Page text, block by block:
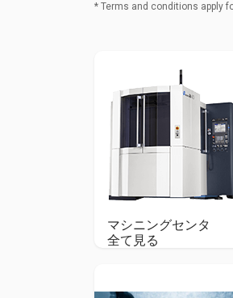
* Terms and conditions apply
マシニングセンタ
全て見る